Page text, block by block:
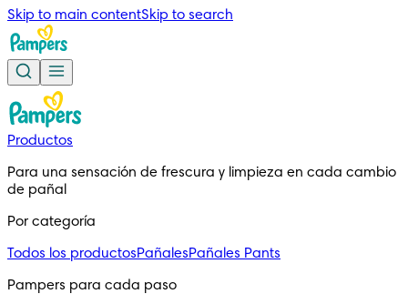
Skip to main contentSkip to search
Productos
Para una sensación de frescura y limpieza en cada cambio
de pañal
Por categoría
Todos los productosPañalesPañales Pants
Pampers para cada paso